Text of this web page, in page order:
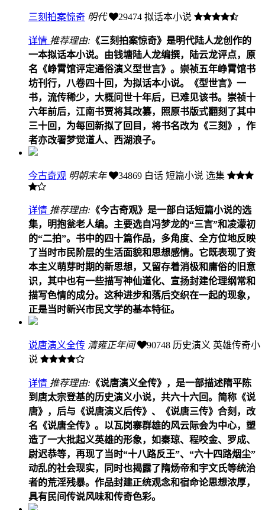
三刻拍案惊奇 明代 29474 拟话本小说
详情 推荐理由: 《三刻拍案惊奇》是明代陆人龙创作的
一本拟话本小说。由钱塘陆人龙编撰，陆云龙评点，原
名《峥霄馆评定通俗演义型世言》。崇祯五年峥霄馆书
坊刊行，八卷四十回，为拟话本小说。《型世言》一
书，流传稀少，大概问世十年后，已难见该书。崇祯十
六年前后，江南书贾将其改纂，照原书版式翻刻了其中
三十回，为每回新拟了回目，将书名改为《三刻》，作
者亦改署梦觉道人、西湖浪子。
今古奇观 明朝末年 34869 白话 短篇小说 选集
详情 推荐理由: 《今古奇观》是一部白话短篇小说的选
集，明抱瓮老人编。主要选自冯梦龙的“三言”和凌濛初
的“二拍”。书中的四十篇作品，多角度、全方位地反映
了当时市民阶层的生活面貌和思想感情。它既表现了资
本主义萌芽时期的新思想，又留存着消极和庸俗的旧意
识，其中也有一些描写神仙道化、宣扬封建伦理纲常和
描写色情的成分。这种进步和落后交织在一起的现象，
正是当时新兴市民文学的基本特征。
说唐演义全传 清雍正年间 90748 历史演义 英雄传奇小
说
详情 推荐理由: 《说唐演义全传》，是一部描述隋平陈
到唐太宗登基的历史演义小说，共六十六回。简称《说
唐》，后与《说唐演义后传》、《说唐三传》合刻，改
名《说唐全传》。以瓦岗寨群雄的风云际会为中心，塑
造了一大批起义英雄的形象，如秦琼、程咬金、罗成、
尉迟恭等，再现了当时“十八路反王”、“六十四路烟尘”
动乱的社会现实，同时也揭露了隋炀帝和宇文氏等统治
者的荒淫残暴。作品封建正统观念和宿命论思想浓厚，
具有民间传说风味和传奇色彩。